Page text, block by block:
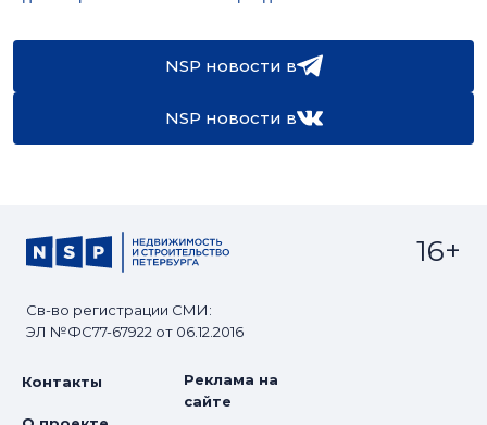
NSP новости в
NSP новости в
Св-во регистрации СМИ:
ЭЛ №ФС77-67922 от 06.12.2016
16+
Контакты
Реклама на
сайте